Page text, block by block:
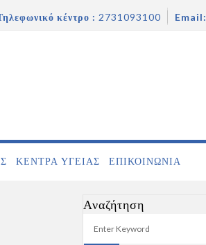
κέντρο : 2731093100 Email:
ΚΕΝΤΡΑ ΥΓΕΙΑΣ ΕΠΙΚΟΙΝΩΝΊΑ
Αναζήτηση